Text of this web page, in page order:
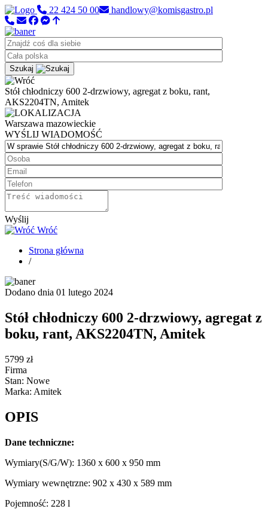
22 424 50 00 handlowy@komisgastro.pl
Szukaj
Stół chłodniczy 600 2-drzwiowy, agregat z boku, rant,
AKS2204TN, Amitek
Warszawa mazowieckie
WYŚLIJ WIADOMOŚĆ
Wyślij
Wróć
Strona główna
/
Dodano dnia 01 lutego 2024
Stół chłodniczy 600 2-drzwiowy, agregat z
boku, rant, AKS2204TN, Amitek
5799 zł
Firma
Stan: Nowe
Marka: Amitek
OPIS
Dane techniczne:
Wymiary(S/G/W): 1360 x 600 x 950 mm
Wymiary wewnętrzne: 902 x 430 x 589 mm
Pojemność: 228 l